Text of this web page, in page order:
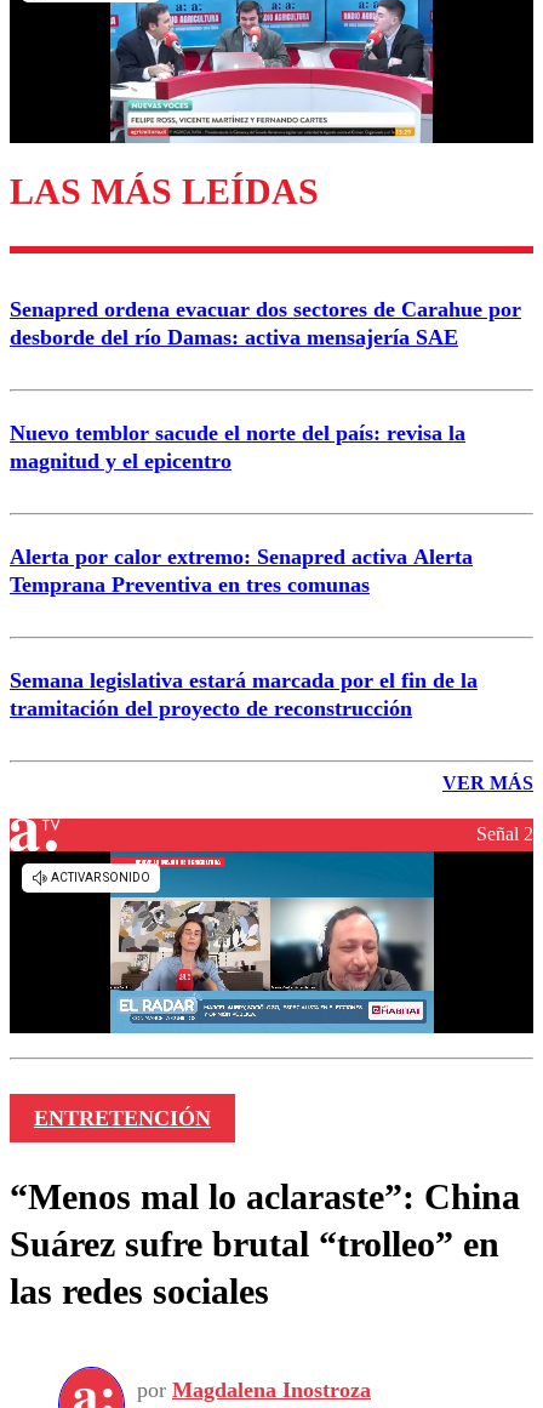
Enviar comentario
LAS MÁS LEÍDAS
Senapred ordena evacuar dos sectores de Carahue por
desborde del río Damas: activa mensajería SAE
Nuevo temblor sacude el norte del país: revisa la
magnitud y el epicentro
Alerta por calor extremo: Senapred activa Alerta
Temprana Preventiva en tres comunas
Semana legislativa estará marcada por el fin de la
tramitación del proyecto de reconstrucción
VER MÁS
Señal 2
ENTRETENCIÓN
“Menos mal lo aclaraste”: China
Suárez sufre brutal “trolleo” en
las redes sociales
por Magdalena Inostroza